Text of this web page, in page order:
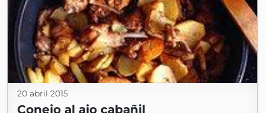
20 abril 2015
Conejo al ajo cabañil